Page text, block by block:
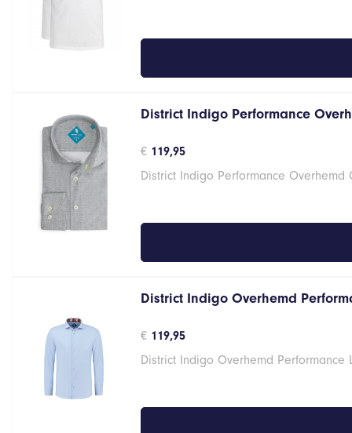
District Indigo Performance
€ 119,95
District Indigo Performance Overhemd
District Indigo Overhemd
€ 119,95
District Indigo Overhemd Performance